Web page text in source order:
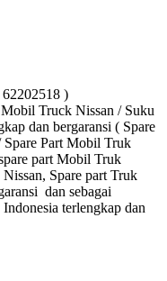
62202518 )
Truck Nissan / Suku
dan bergaransi ( Spare
Part Mobil Truk
part Mobil Truk
Spare part Truk
dan sebagai
terlengkap dan